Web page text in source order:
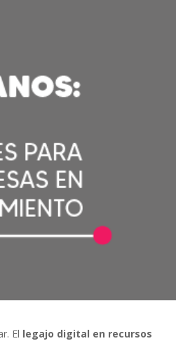
El legajo digital en recursos